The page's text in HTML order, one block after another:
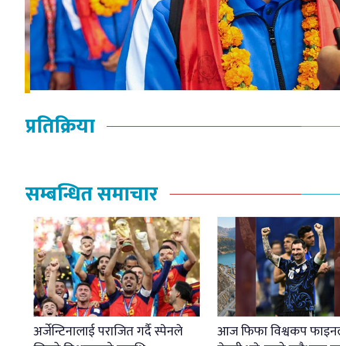
प्रतिक्रिया
सम्बन्धित समाचार
अर्जेन्टिनालाई पराजित गर्दै स्पेनले
आज फिफा विश्वकप